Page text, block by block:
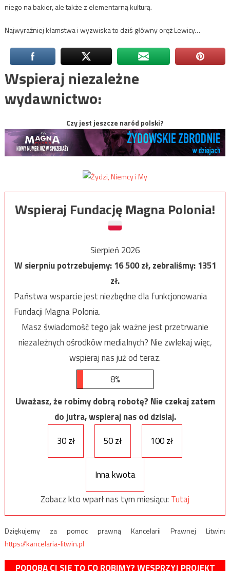
niego na bakier, ale także z elementarną kulturą.
Najwyraźniej kłamstwa i wyzwiska to dziś główny oręż Lewicy…
Wspieraj niezależne
wydawnictwo:
Czy jest jeszcze naród polski?
Wspieraj Fundację Magna Polonia!
Sierpień 2026
W sierpniu potrzebujemy:16 500zł, zebraliśmy:1351
zł.
Państwa wsparcie jest niezbędne dla funkcjonowania
Fundacji Magna Polonia.
Masz świadomość tego jak ważne jest przetrwanie
niezależnych ośrodków medialnych? Nie zwlekaj więc,
wspieraj nas już od teraz.
8%
Uważasz, że robimy dobrą robotę? Nie czekaj zatem
do jutra, wspieraj nas od dzisiaj.
30 zł
50 zł 100 zł
Inna kwota
Zobacz kto wparł nas tym miesiącu: Tutaj
Dziękujemy za pomoc prawną Kancelarii Prawnej Litwin:
https://kancelaria-litwin.pl
PODOBA CI SIĘ TO CO ROBIMY? WESPRZYJ PROJEKT